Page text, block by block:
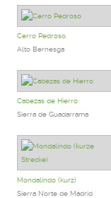
Cerro Pedroso
Alto Bernesga
Cabezas de Hierro
Sierra de Guadarrama
Mondalindo (kurz)
Sierra Norte de Madrid